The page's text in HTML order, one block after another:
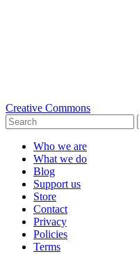
Creative Commons
Who we are
What we do
Blog
Support us
Store
Contact
Privacy
Policies
Terms